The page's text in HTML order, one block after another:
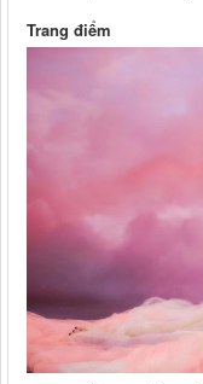
Trang điểm